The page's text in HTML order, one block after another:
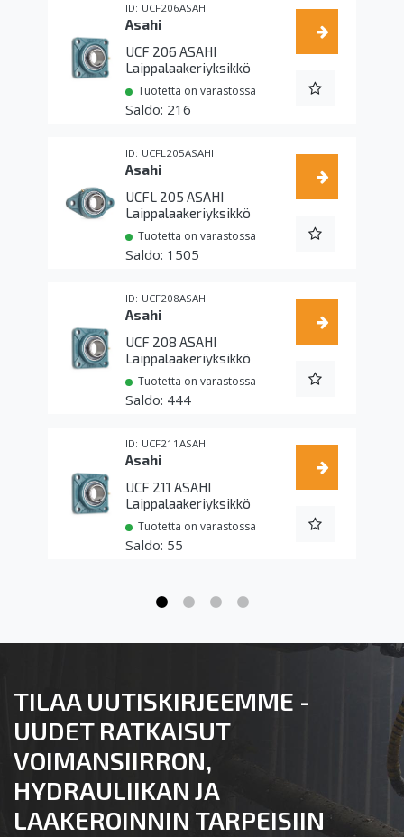
UCF206ASAHI
Asahi
UCF 206 ASAHI
Laippalaakeriyksikkö
Tuotetta on varastossa
216
UCFL205ASAHI
Asahi
UCFL 205 ASAHI
Laippalaakeriyksikkö
Tuotetta on varastossa
1505
UCF208ASAHI
Asahi
UCF 208 ASAHI
Laippalaakeriyksikkö
Tuotetta on varastossa
444
UCF211ASAHI
Asahi
UCF 211 ASAHI
Laippalaakeriyksikkö
Tuotetta on varastossa
55
TILAA UUTISKIRJEEMME -
UUDET RATKAISUT
VOIMANSIIRRON,
HYDRAULIIKAN JA
LAAKEROINNIN TARPEISIIN